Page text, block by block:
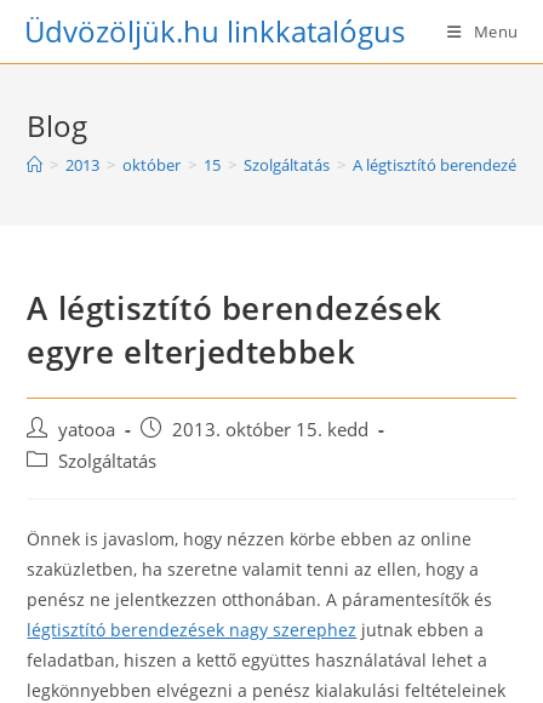
SkipÜdvözöljük.hu linkkatalógus Menu
Blog
> 2013 > október > 15 > Szolgáltatás > A légtisztító
A légtisztító berendezések
egyre elterjedtebbek
Post
author:
yatooa
Post
published:
2013. október 15. kedd
PostSzolgáltatás
Önnek is javaslom, hogy nézzen körbe ebben az online
szaküzletben, ha szeretne valamit tenni az ellen, hogy a
penész ne jelentkezzen otthonában. A páramentesítők és
légtisztító berendezések nagy szerephez jutnak ebben a
feladatban, hiszen a kettő együttes használatával lehet a
legkönnyebben elvégezni a penész kialakulási feltételeinek